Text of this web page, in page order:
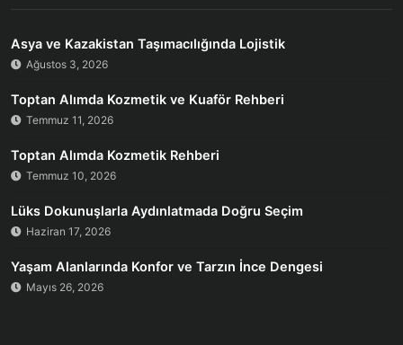
Asya ve Kazakistan Taşımacılığında Lojistik
Ağustos 3, 2026
Toptan Alımda Kozmetik ve Kuaför Rehberi
Temmuz 11, 2026
Toptan Alımda Kozmetik Rehberi
Temmuz 10, 2026
Lüks Dokunuşlarla Aydınlatmada Doğru Seçim
Haziran 17, 2026
Yaşam Alanlarında Konfor ve Tarzın İnce Dengesi
Mayıs 26, 2026